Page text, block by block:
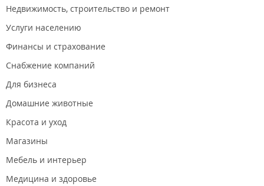
Недвижимость, строительство и ремонт
Услуги населению
Финансы и страхование
Снабжение компаний
Для бизнеса
Домашние животные
Красота и уход
Магазины
Мебель и интерьер
Медицина и здоровье